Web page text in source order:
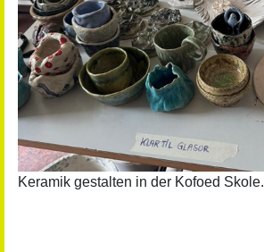
Keramik gestalten in der Kofoed Skole.